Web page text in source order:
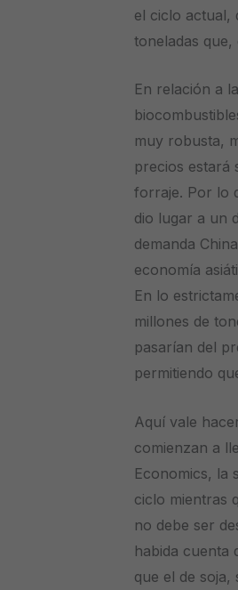
el ciclo actual,
toneladas
En relación a
muy robusta,
precios estará
forraje. Por lo
dio lugar a un
demanda
economía
En lo
millones de
pasarían del
permitiendo
Aquí vale
comienzan a
Economics, la
ciclo mientras
no debe ser
habida cuenta
que el de soja,